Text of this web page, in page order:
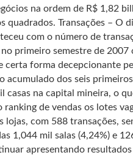
na ordem de R$ 1,82
quadrados. Transações – O
com o número de
primeiro semestre de
certa forma decepcionante
acumulado dos seis
na capital mineira, o
de vendas os lotes
lojas, com 588 transações,
1,044 mil salas (4,24%) e
apresentando